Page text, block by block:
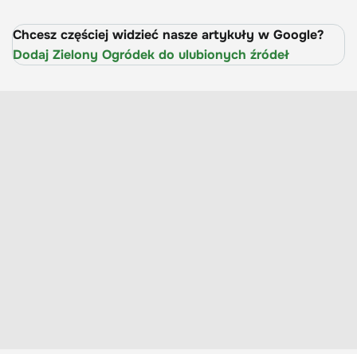
Chcesz częściej widzieć nasze artykuły w Google?
Dodaj Zielony Ogródek do ulubionych źródeł